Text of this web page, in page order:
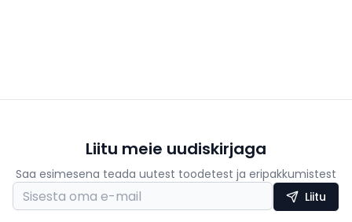
Liitu meie uudiskirjaga
Saa esimesena teada uutest toodetest ja eripakkumistest
Liitu